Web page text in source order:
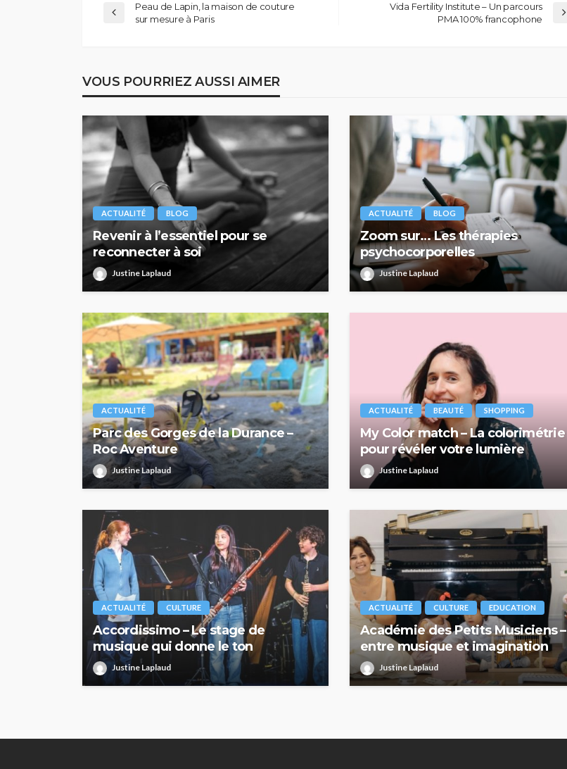
Peau de Lapin, la maison de couture
sur mesure à Paris
Vida Fertility Institute – Un parcours
PMA 100% francophone
VOUS POURRIEZ AUSSI AIMER
ACTUALITÉ BLOG
Revenir à l’essentiel pour se
reconnecter à soi
Justine Laplaud
ACTUALITÉ BLOG
Zoom sur… Les thérapies
psychocorporelles
Justine Laplaud
ACTUALITÉ
Parc des Gorges de la Durance –
Roc Aventure
Justine Laplaud
ACTUALITÉ BEAUTÉ SHOPPING
My Color match – La colorimétrie
pour révéler votre lumière
Justine Laplaud
ACTUALITÉ CULTURE
Accordissimo – Le stage de
musique qui donne le ton
Justine Laplaud
ACTUALITÉ CULTURE EDUCATION
Académie des Petits Musiciens –
entre musique et imagination
Justine Laplaud